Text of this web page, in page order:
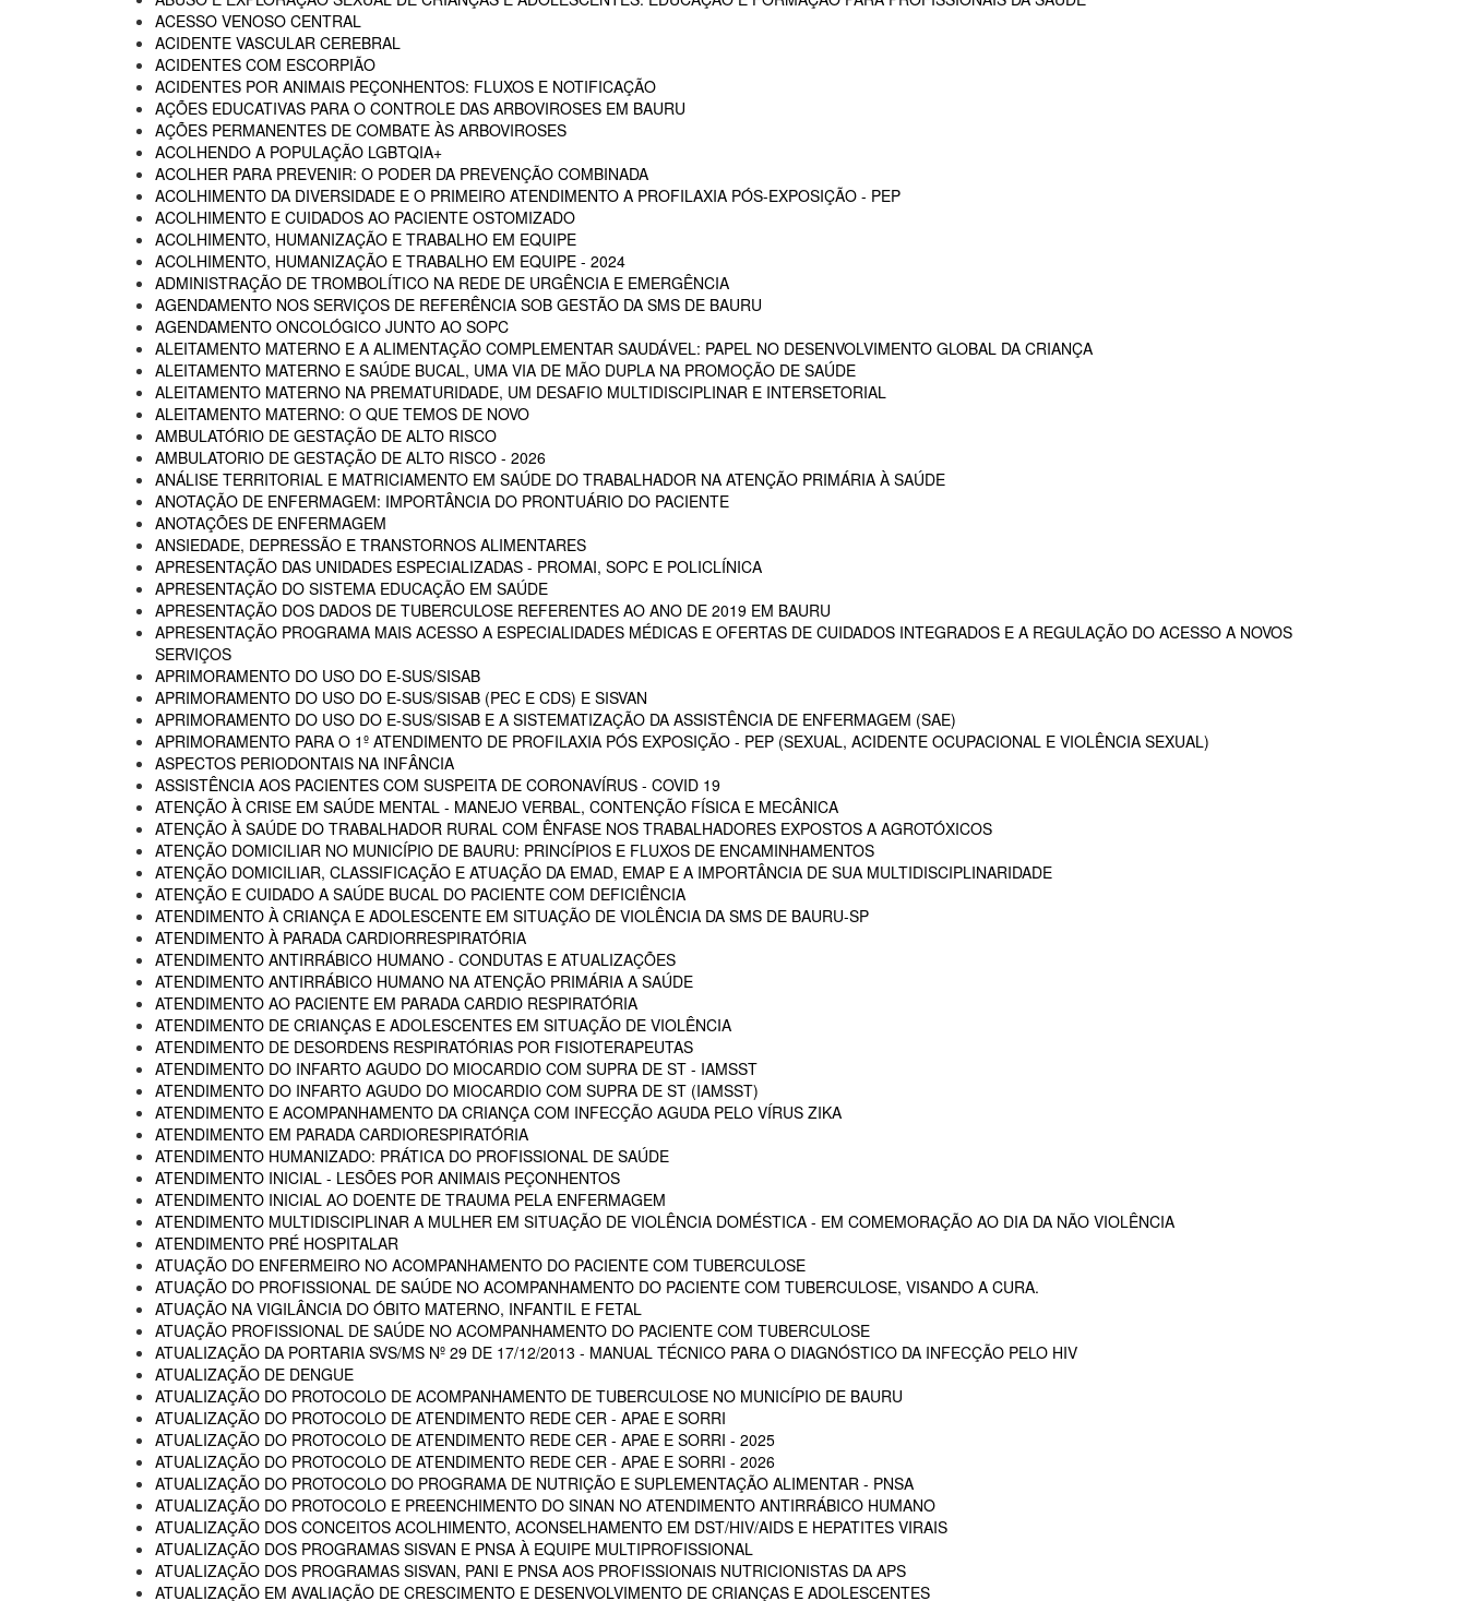
ACESSO VENOSO CENTRAL
ACIDENTE VASCULAR CEREBRAL
ACIDENTES COM ESCORPIÃO
ACIDENTES POR ANIMAIS PEÇONHENTOS: FLUXOS E NOTIFICAÇÃO
AÇÕES EDUCATIVAS PARA O CONTROLE DAS ARBOVIROSES EM BAURU
AÇÕES PERMANENTES DE COMBATE ÀS ARBOVIROSES
ACOLHENDO A POPULAÇÃO LGBTQIA+
ACOLHER PARA PREVENIR: O PODER DA PREVENÇÃO COMBINADA
ACOLHIMENTO DA DIVERSIDADE E O PRIMEIRO ATENDIMENTO A PROFILAXIA PÓS-EXPOSIÇÃO - PEP
ACOLHIMENTO E CUIDADOS AO PACIENTE OSTOMIZADO
ACOLHIMENTO, HUMANIZAÇÃO E TRABALHO EM EQUIPE
ACOLHIMENTO, HUMANIZAÇÃO E TRABALHO EM EQUIPE - 2024
ADMINISTRAÇÃO DE TROMBOLÍTICO NA REDE DE URGÊNCIA E EMERGÊNCIA
AGENDAMENTO NOS SERVIÇOS DE REFERÊNCIA SOB GESTÃO DA SMS DE BAURU
AGENDAMENTO ONCOLÓGICO JUNTO AO SOPC
ALEITAMENTO MATERNO E A ALIMENTAÇÃO COMPLEMENTAR SAUDÁVEL: PAPEL NO DESENVOLVIMENTO GLOBAL DA CRIANÇA
ALEITAMENTO MATERNO E SAÚDE BUCAL, UMA VIA DE MÃO DUPLA NA PROMOÇÃO DE SAÚDE
ALEITAMENTO MATERNO NA PREMATURIDADE, UM DESAFIO MULTIDISCIPLINAR E INTERSETORIAL
ALEITAMENTO MATERNO: O QUE TEMOS DE NOVO
AMBULATÓRIO DE GESTAÇÃO DE ALTO RISCO
AMBULATORIO DE GESTAÇÃO DE ALTO RISCO - 2026
ANÁLISE TERRITORIAL E MATRICIAMENTO EM SAÚDE DO TRABALHADOR NA ATENÇÃO PRIMÁRIA À SAÚDE
ANOTAÇÃO DE ENFERMAGEM: IMPORTÂNCIA DO PRONTUÁRIO DO PACIENTE
ANOTAÇÕES DE ENFERMAGEM
ANSIEDADE, DEPRESSÃO E TRANSTORNOS ALIMENTARES
APRESENTAÇÃO DAS UNIDADES ESPECIALIZADAS - PROMAI, SOPC E POLICLÍNICA
APRESENTAÇÃO DO SISTEMA EDUCAÇÃO EM SAÚDE
APRESENTAÇÃO DOS DADOS DE TUBERCULOSE REFERENTES AO ANO DE 2019 EM BAURU
APRESENTAÇÃO PROGRAMA MAIS ACESSO A ESPECIALIDADES MÉDICAS E OFERTAS DE CUIDADOS INTEGRADOS E A REGULAÇÃO DO ACESSO A NOVOS
SERVIÇOS
APRIMORAMENTO DO USO DO E-SUS/SISAB
APRIMORAMENTO DO USO DO E-SUS/SISAB (PEC E CDS) E SISVAN
APRIMORAMENTO DO USO DO E-SUS/SISAB E A SISTEMATIZAÇÃO DA ASSISTÊNCIA DE ENFERMAGEM (SAE)
APRIMORAMENTO PARA O 1º ATENDIMENTO DE PROFILAXIA PÓS EXPOSIÇÃO - PEP (SEXUAL, ACIDENTE OCUPACIONAL E VIOLÊNCIA SEXUAL)
ASPECTOS PERIODONTAIS NA INFÂNCIA
ASSISTÊNCIA AOS PACIENTES COM SUSPEITA DE CORONAVÍRUS - COVID 19
ATENÇÃO À CRISE EM SAÚDE MENTAL - MANEJO VERBAL, CONTENÇÃO FÍSICA E MECÂNICA
ATENÇÃO À SAÚDE DO TRABALHADOR RURAL COM ÊNFASE NOS TRABALHADORES EXPOSTOS A AGROTÓXICOS
ATENÇÃO DOMICILIAR NO MUNICÍPIO DE BAURU: PRINCÍPIOS E FLUXOS DE ENCAMINHAMENTOS
ATENÇÃO DOMICILIAR, CLASSIFICAÇÃO E ATUAÇÃO DA EMAD, EMAP E A IMPORTÂNCIA DE SUA MULTIDISCIPLINARIDADE
ATENÇÃO E CUIDADO A SAÚDE BUCAL DO PACIENTE COM DEFICIÊNCIA
ATENDIMENTO À CRIANÇA E ADOLESCENTE EM SITUAÇÃO DE VIOLÊNCIA DA SMS DE BAURU-SP
ATENDIMENTO À PARADA CARDIORRESPIRATÓRIA
ATENDIMENTO ANTIRRÁBICO HUMANO - CONDUTAS E ATUALIZAÇÕES
ATENDIMENTO ANTIRRÁBICO HUMANO NA ATENÇÃO PRIMÁRIA A SAÚDE
ATENDIMENTO AO PACIENTE EM PARADA CARDIO RESPIRATÓRIA
ATENDIMENTO DE CRIANÇAS E ADOLESCENTES EM SITUAÇÃO DE VIOLÊNCIA
ATENDIMENTO DE DESORDENS RESPIRATÓRIAS POR FISIOTERAPEUTAS
ATENDIMENTO DO INFARTO AGUDO DO MIOCARDIO COM SUPRA DE ST - IAMSST
ATENDIMENTO DO INFARTO AGUDO DO MIOCARDIO COM SUPRA DE ST (IAMSST)
ATENDIMENTO E ACOMPANHAMENTO DA CRIANÇA COM INFECÇÃO AGUDA PELO VÍRUS ZIKA
ATENDIMENTO EM PARADA CARDIORESPIRATÓRIA
ATENDIMENTO HUMANIZADO: PRÁTICA DO PROFISSIONAL DE SAÚDE
ATENDIMENTO INICIAL - LESÕES POR ANIMAIS PEÇONHENTOS
ATENDIMENTO INICIAL AO DOENTE DE TRAUMA PELA ENFERMAGEM
ATENDIMENTO MULTIDISCIPLINAR A MULHER EM SITUAÇÃO DE VIOLÊNCIA DOMÉSTICA - EM COMEMORAÇÃO AO DIA DA NÃO VIOLÊNCIA
ATENDIMENTO PRÉ HOSPITALAR
ATUAÇÃO DO ENFERMEIRO NO ACOMPANHAMENTO DO PACIENTE COM TUBERCULOSE
ATUAÇÃO DO PROFISSIONAL DE SAÚDE NO ACOMPANHAMENTO DO PACIENTE COM TUBERCULOSE, VISANDO A CURA.
ATUAÇÃO NA VIGILÂNCIA DO ÓBITO MATERNO, INFANTIL E FETAL
ATUAÇÃO PROFISSIONAL DE SAÚDE NO ACOMPANHAMENTO DO PACIENTE COM TUBERCULOSE
ATUALIZAÇÃO DA PORTARIA SVS/MS Nº 29 DE 17/12/2013 - MANUAL TÉCNICO PARA O DIAGNÓSTICO DA INFECÇÃO PELO HIV
ATUALIZAÇÃO DE DENGUE
ATUALIZAÇÃO DO PROTOCOLO DE ACOMPANHAMENTO DE TUBERCULOSE NO MUNICÍPIO DE BAURU
ATUALIZAÇÃO DO PROTOCOLO DE ATENDIMENTO REDE CER - APAE E SORRI
ATUALIZAÇÃO DO PROTOCOLO DE ATENDIMENTO REDE CER - APAE E SORRI - 2025
ATUALIZAÇÃO DO PROTOCOLO DE ATENDIMENTO REDE CER - APAE E SORRI - 2026
ATUALIZAÇÃO DO PROTOCOLO DO PROGRAMA DE NUTRIÇÃO E SUPLEMENTAÇÃO ALIMENTAR - PNSA
ATUALIZAÇÃO DO PROTOCOLO E PREENCHIMENTO DO SINAN NO ATENDIMENTO ANTIRRÁBICO HUMANO
ATUALIZAÇÃO DOS CONCEITOS ACOLHIMENTO, ACONSELHAMENTO EM DST/HIV/AIDS E HEPATITES VIRAIS
ATUALIZAÇÃO DOS PROGRAMAS SISVAN E PNSA À EQUIPE MULTIPROFISSIONAL
ATUALIZAÇÃO DOS PROGRAMAS SISVAN, PANI E PNSA AOS PROFISSIONAIS NUTRICIONISTAS DA APS
ATUALIZAÇÃO EM AVALIAÇÃO DE CRESCIMENTO E DESENVOLVIMENTO DE CRIANÇAS E ADOLESCENTES